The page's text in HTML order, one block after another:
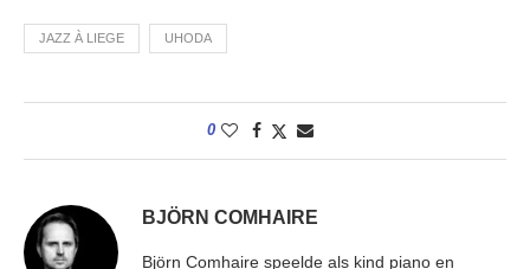
JAZZ À LIEGE UHODA
0
BJÖRN COMHAIRE
Björn Comhaire speelde als kind piano en